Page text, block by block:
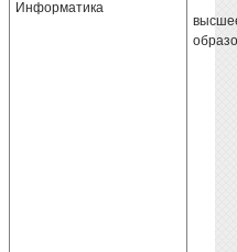
Информатика